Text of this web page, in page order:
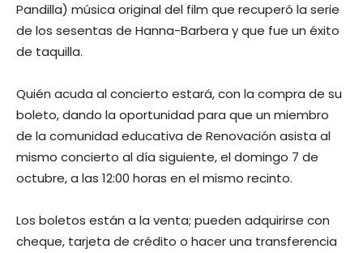
Pandilla) música original del film que recuperó la serie
de los sesentas de Hanna-Barbera y que fue un éxito
de taquilla.
Quién acuda al concierto estará, con la compra de su
boleto, dando la oportunidad para que un miembro
de la comunidad educativa de Renovación asista al
mismo concierto al día siguiente, el domingo 7 de
octubre, a las 12:00 horas en el mismo recinto.
Los boletos están a la venta; pueden adquirirse con
cheque, tarjeta de crédito o hacer una transferencia